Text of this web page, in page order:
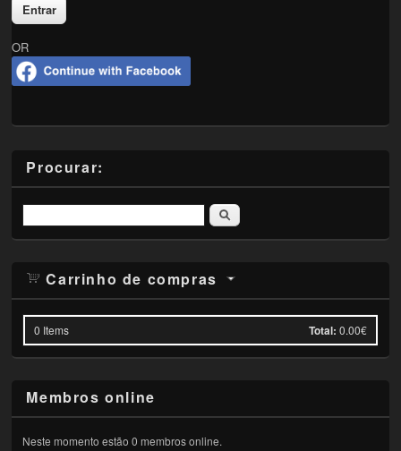
OR
Procurar:
Pesquisar
Carrinho de compras
0 Items Total: 0.00€
Membros online
Neste momento estão 0 membros online.